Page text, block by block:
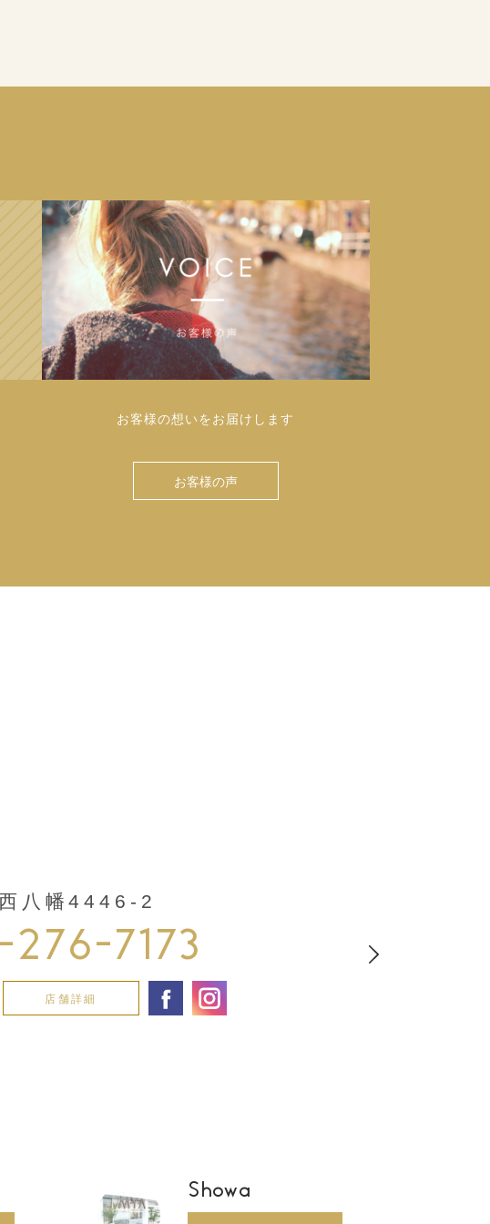
お客様の想いをお届けします
お客様の声
八幡4446-2
7173
店舗詳細
Showa